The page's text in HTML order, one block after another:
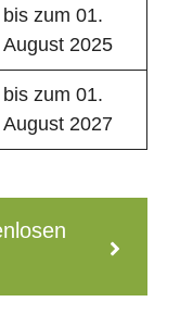
bis zum 01.
August 2025
bis zum 01.
August 2027